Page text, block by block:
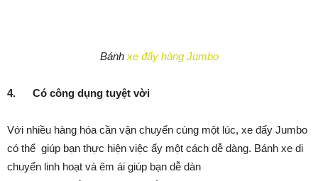
Bánh xe đẩy hàng Jumbo
4. Có công dụng tuyệt vời
Với nhiều hàng hóa cần vận chuyển cùng một lúc, xe đẩy Jumbo
có thể giúp bạn thực hiện việc ấy một cách dễ dàng. Bánh xe di
chuyển linh hoạt và êm ái giúp bạn dễ dàn